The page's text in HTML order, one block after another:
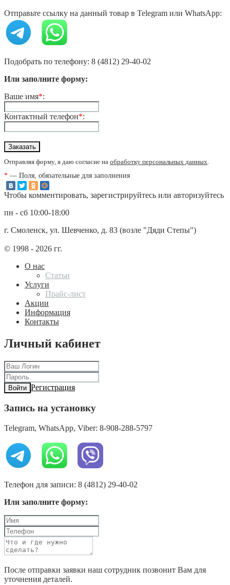
Отправьте ссылку на данный товар в Telegram или WhatsApp:
Подобрать по телефону: 8 (4812) 29-40-02
Или заполните форму:
Ваше имя*:
Контактный телефон*:
Отправляя форму, я даю согласие на обработку персональных данных.
* — Поля, обязательные для заполнения
Чтобы комментировать, зарегистрируйтесь или авторизуйтесь
пн - сб 10:00-18:00
г. Смоленск, ул. Шевченко, д. 83 (возле "Дяди Степы")
© 1998 - 2026 гг.
О нас
Статьи
Услуги
Прайс-лист
Акции
Информация
Контакты
Личный кабинет
Войти Регистрация
Запись на установку
Telegram, WhatsApp, Viber: 8-908-288-5797
Телефон для записи: 8 (4812) 29-40-02
Или заполните форму:
После отправки заявки наш сотрудник позвонит Вам для
уточнения деталей.